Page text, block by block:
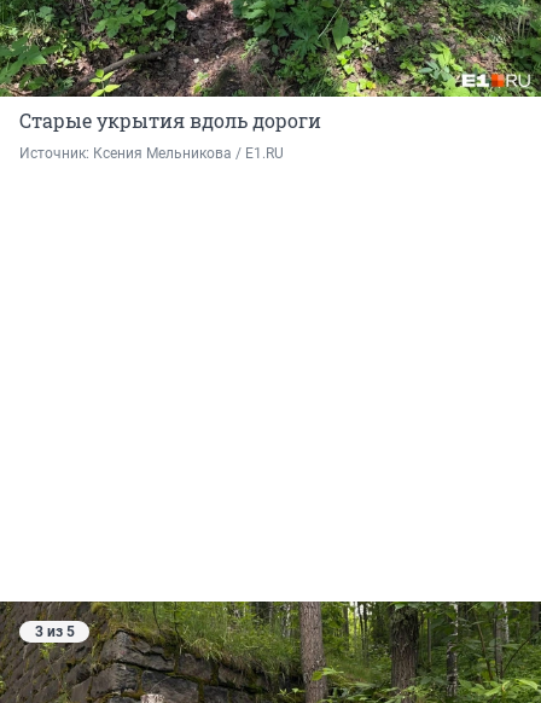
Старые укрытия вдоль дороги
Источник: Ксения Мельникова / E1.RU
3 из 5